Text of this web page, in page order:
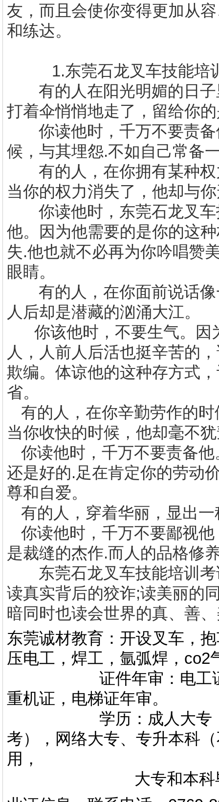
友，而且会使你变得更加从
和练达。
1.东莞石龙叉车技能培
有的人在阳光明媚的日
打着伞悄悄地走了，留给你
你读他时，千万不要责
候，与其埋怨.不如自己常备
有的人，在你拥有某种
当你的权力消失了，他却与
你读他时， 东莞石龙叉
他。因为他需要的是你的这
失.他也就不必再为你吟唱赞
眼睛。
有的人，在你面前说话
人后却是潜藏的汹涌大江。
你该他时，不要生气。
人，人前人后活也挺辛苦的
欺编。体谅他的这种存方式
省。
有的人，在你辛勤劳作的
当你收快的时候，他却毫不
你读他时，千万不要责备
还是好的.足在肯定你的劳动
尊和自爱。
有的人，穿着华丽，显出
你读他时，千万不要鄙视
是裁缝的杰作.而人的品格修
东莞石龙叉车技能培训
读真实背后的狡诈;读美丽的
暗同时也读会世界的真、善
东莞诚材教育：开设叉车，
压电工，焊工，氩弧焊，co2
证件年审：电工证，
重机证，电梯证年审。
学历：成人大专，专
考），网络大专、专升本科
用，
大专和本科毕业证